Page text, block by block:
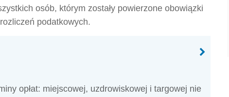
osób, którym zostały powierzone obowiązki
podatkowych.
opłat: miejscowej, uzdrowiskowej i targowej nie